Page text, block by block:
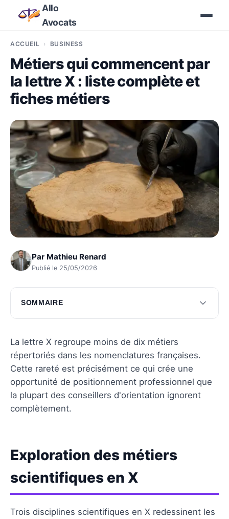
Allo
Avocats
ACCUEIL BUSINESS
Métiers qui commencent par
la lettre X : liste complète et
fiches métiers
Par Mathieu Renard
Publié le 25/05/2026
SOMMAIRE
Exploration des métiers scientifiques en X
Les métiers artistiques et culturels débutant
par X
Questions fréquentes
La lettre X regroupe moins de dix métiers
répertoriés dans les nomenclatures françaises.
Cette rareté est précisément ce qui crée une
opportunité de positionnement professionnel que
la plupart des conseillers d'orientation ignorent
complètement.
Exploration des métiers
scientifiques en X
Trois disciplines scientifiques en X redessinent les